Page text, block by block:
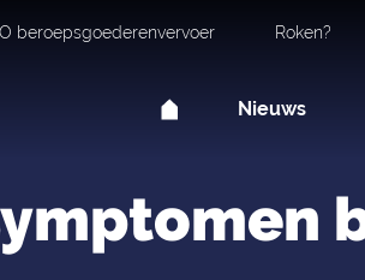
beroepsgoederenvervoer Roken?
Nieuws